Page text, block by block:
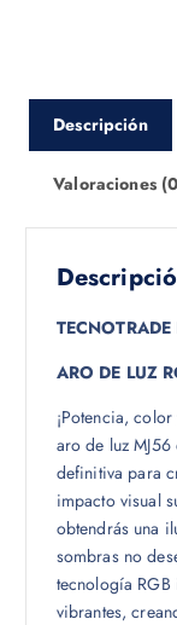
Descripción
Valoraciones
ARO DE LUZ
¡Potencia,
aro de luz
definitiva para
impacto visual
obtendrás una
sombras no
tecnología
vibrantes,